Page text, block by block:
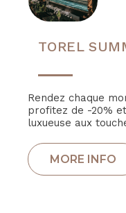
TOREL
Rendez chaque
profitez de -20%
luxueuse aux